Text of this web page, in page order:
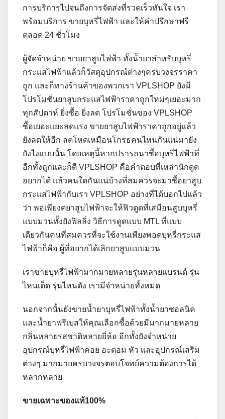
การบริการไปจนถึงการจัดส่งที่รวดเร็วทันใจ เรา
พร้อมบริการ ขายบุหรี่ไฟฟ้า และให้คำปรึกษาฟรี
ตลอด 24 ชั่วโมง
ผู้จัดจำหน่าย ขายยาสูบไฟฟ้า ทั้งน้ำยาสำหรับบุหรี่
กระแสไฟฟ้าแล้วก็วัสดุอุปกรณ์ต่างๆครบวงจรราคา
ถูก และก็ทางร้านค้าของพวกเรา VPLSHOP ยังมี
โปรโมชั่นยาสูบกระแสไฟฟ้าราคาถูกใหม่ๆเยอะมาก
ทุกสัปดาห์ ยิ่งซื้อ ยิ่งลด โปรโมชั่นของ VPLSHOP
ซื้อเยอะแยะลดแรง ขายยาสูบไฟฟ้าราคาถูกอยู่แล้ว
ยังลดให้อีก ลดโหดเหมือนโกรธคนไหนกันแน่มายัง
ยังไงแบบนั้น โดยเหตุนี้หากปรารถนาซื้อบุหรี่ไฟฟ้าที่
อีกทั้งถูกและก็ดี VPLSHOP คือคำตอบที่เหล่านักดูด
อยากได้ แล้วคนใดกันแน่บ้างที่สมควรจะมาซื้อยาสูบ
กระแสไฟฟ้ากับเรา VPLSHOP อย่างที่ได้บอกไปแล้ว
ว่า พอเพียงดยาสูบไฟฟ้าจะให้ฟิวดูดที่เสมือนสูบบุหรี่
แบบมวนทั้งยังฟิลลิ่ง วิธีการดูดแบบ MTL ที่แบบ
เดียวกันคนที่สมควรที่จะใช้งานเพียงพอดบุหรี่กระแส
ไฟฟ้าก็คือ ผู้ที่อยากได้เลิกยาสูบแบบมวน
เราขายบุหรี่ไฟฟ้ามากมายหลายรุ่นหลายแบรนด์ รุ่น
ไหนเด็ด รุ่นไหนดัง เรามีจำหน่ายทั้งหมด
นอกจากนั้นยังขายน้ำยาบุหรี่ไฟฟ้าทั้งน้ำยาซอลนิค
และน้ำยาฟรีเบสให้คุณเลือกซื้อด้วยมีมากมายหลาย
กลิ่นหลายรสชาติหลายยี่ห้อ อีกทั้งยังจำหน่าย
อุปกรณ์บุหรี่ไฟฟ้าคอย อะตอม หัว และอุปกรณ์เสริม
ต่างๆ มากมายครบวงจรตอบโจทย์ความต้องการได้
หลากหลาย
ขายเฉพาะของแท้100%